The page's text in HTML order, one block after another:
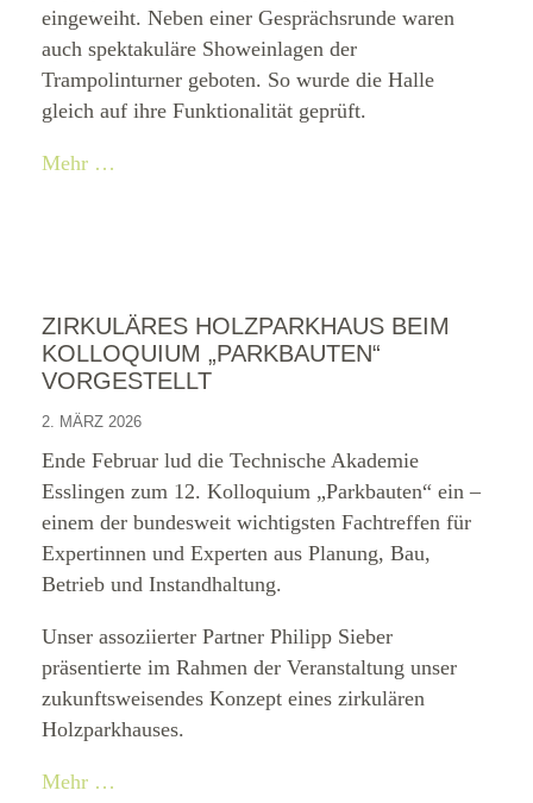
eingeweiht. Neben einer Gesprächsrunde waren
auch spektakuläre Showeinlagen der
Trampolinturner geboten. So wurde die Halle
gleich auf ihre Funktionalität geprüft.
Mehr …
ZIRKULÄRES HOLZPARKHAUS BEIM
KOLLOQUIUM „PARKBAUTEN“
VORGESTELLT
2. MÄRZ 2026
Ende Februar lud die Technische Akademie
Esslingen zum 12. Kolloquium „Parkbauten“ ein –
einem der bundesweit wichtigsten Fachtreffen für
Expertinnen und Experten aus Planung, Bau,
Betrieb und Instandhaltung.
Unser assoziierter Partner Philipp Sieber
präsentierte im Rahmen der Veranstaltung unser
zukunftsweisendes Konzept eines zirkulären
Holzparkhauses.
Mehr …